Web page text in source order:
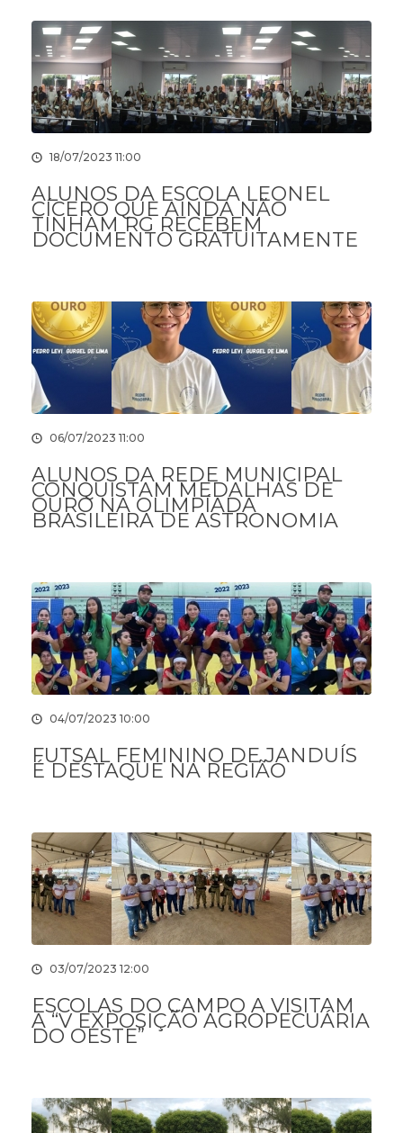
18/07/2023 11:00
ALUNOS DA ESCOLA LEONEL
CÍCERO QUE AINDA NÃO
TINHAM RG RECEBEM
DOCUMENTO GRATUITAMENTE
06/07/2023 11:00
ALUNOS DA REDE MUNICIPAL
CONQUISTAM MEDALHAS DE
OURO NA OLIMPÍADA
BRASILEIRA DE ASTRONOMIA
04/07/2023 10:00
FUTSAL FEMININO DE JANDUÍS
É DESTAQUE NA REGIÃO
03/07/2023 12:00
ESCOLAS DO CAMPO A VISITAM
A “V EXPOSIÇÃO AGROPECUÁRIA
DO OESTE”